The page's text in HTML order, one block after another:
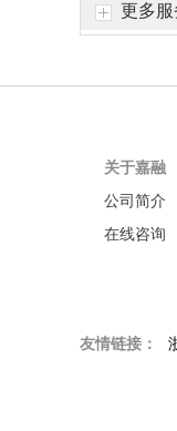
恭喜著*生物科技高新申报成功
恭喜汪*公司签约代账
更多服
关于嘉融
公司简介
在线咨询
友情链接：